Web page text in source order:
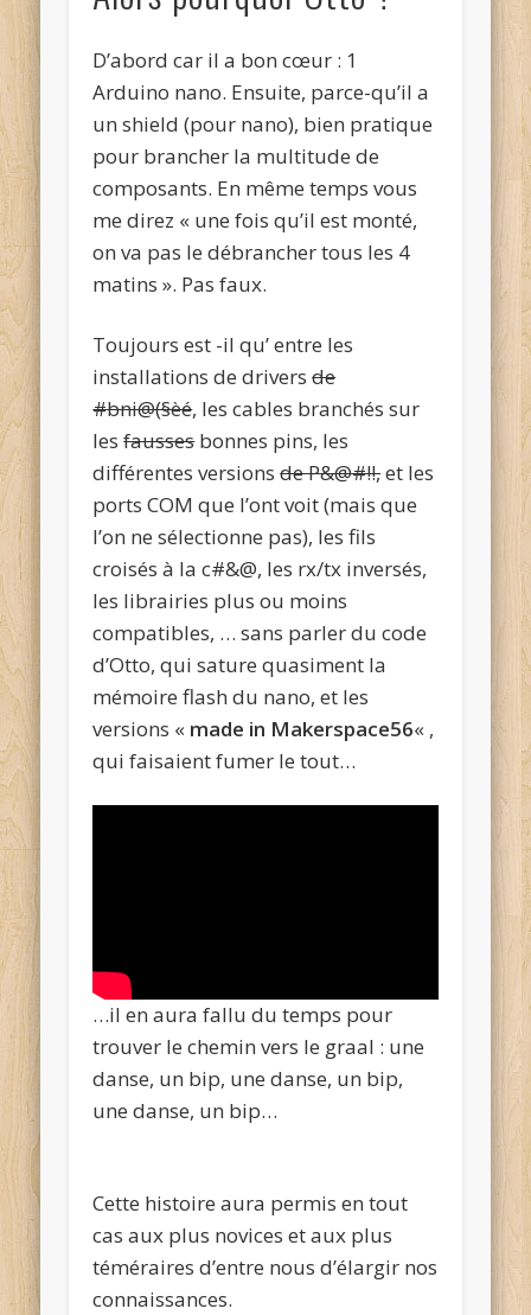
D’abord car il a bon cœur : 1
Arduino nano. Ensuite, parce-qu’il a
un shield (pour nano), bien pratique
pour brancher la multitude de
composants. En même temps vous
me direz « une fois qu’il est monté,
on va pas le débrancher tous les 4
matins ». Pas faux.
Toujours est -il qu’ entre les
installations de driversde
#bni@(§èé, les cables branchés sur
lesfaussesbonnes pins, les
différentes versionsde P&@#!!,et les
ports COM que l’ont voit (mais que
l’on ne sélectionne pas), les fils
croisés à la c#&@, les rx/tx inversés,
les librairies plus ou moins
compatibles, … sans parler du code
d’Otto, qui sature quasiment la
mémoire flash du nano, et les
versions « made in Makerspace56« ,
qui faisaient fumer le tout…
…il en aura fallu du temps pour
trouver le chemin vers le graal : une
danse, un bip, une danse, un bip,
une danse, un bip…
Cette histoire aura permis en tout
cas aux plus novices et aux plus
téméraires d’entre nous d’élargir nos
connaissances.